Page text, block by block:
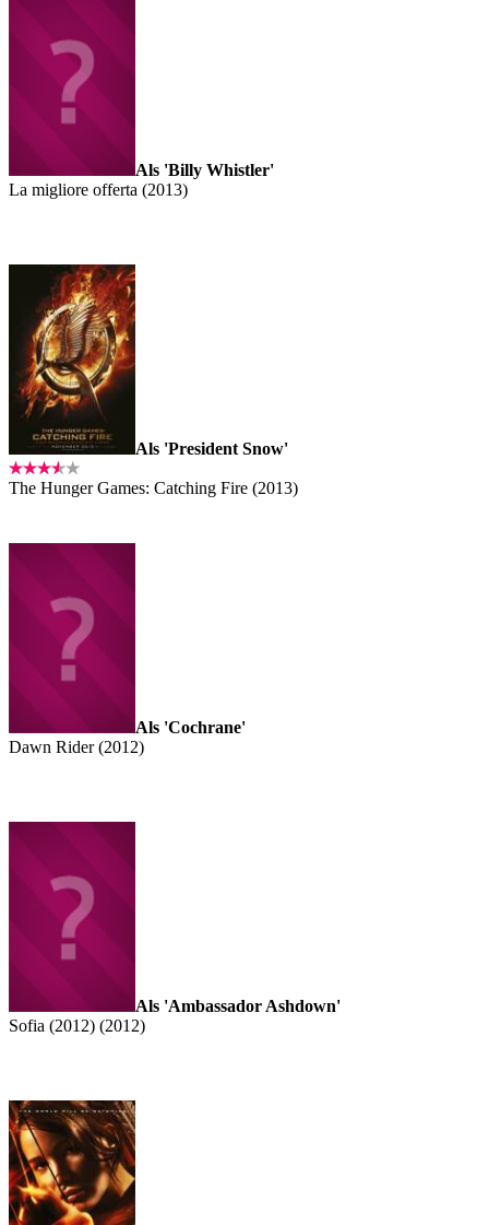
Als 'Billy Whistler'
La migliore offerta (2013)
Als 'President Snow'
The Hunger Games: Catching Fire (2013)
Als 'Cochrane'
Dawn Rider (2012)
Als 'Ambassador Ashdown'
Sofia (2012) (2012)